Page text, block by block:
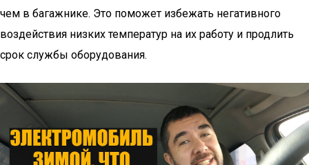
чем в багажнике. Это поможет избежать негативного
воздействия низких температур на их работу и продлить
срок службы оборудования.